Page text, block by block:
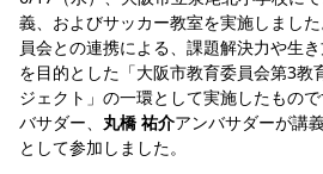
観戦ガイド
初めて観戦ガイド キッズ向けサービス グ
観戦マナー&ルール ビジターサポーター
スタジアム
クラブ紹介 沿革 シーズン記録 求人情報
サポートする
パートナー企業募集中 セレッソ大阪VISA
セレッソアイデアちょうだいな
ファンクラブ
SAKURA SOCIO SAKURA POINT Program
まいセレチケット
会員規定
ニュース
ニュース
レディース
義、およびサッカー教室を実施しまし
員会との連携による、課題解決力や生
を目的とした「大阪市教育委員会第3教
ジェクト」の一環として実施したもの
バサダー、 丸橋 祐介アンバサダーが講
として参加しました。